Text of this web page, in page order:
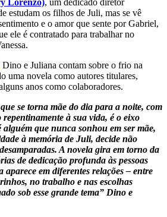
estudam os filhos de Juli, mas se vê
e o amor que sente por Gabriel,
ele é contratado para trabalhar no
Dino e Juliana contam sobre o frio na
uma novela como autores titulares,
anos como colaboradores.
se torna mãe do dia para a noite, com
à sua vida, é o eixo
que nunca sonhou em ser mãe,
à memória de Juli, decide não
A novela gira em torno da
de dedicação profunda às pessoas
aparece em diferentes relações – entre
no trabalho e nas escolhas
sob esse grande tema” Dino e